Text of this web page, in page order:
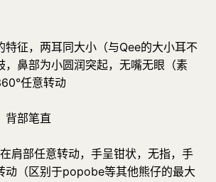
特征，两耳同大小（与Qee的大小耳不
，鼻部为小圆润突起，无嘴无眼（素
任意转动
背部笔直
肩部任意转动，手呈钳状，无指，手
动（区别于popobe等其他熊仔的最大